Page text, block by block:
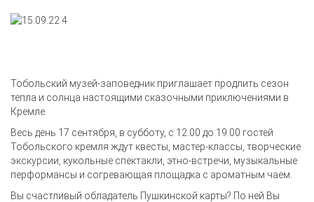
Тобольский музей-заповедник приглашает продлить сезон
тепла и солнца настоящими сказочными приключениями в
Кремле.
Весь день 17 сентября, в субботу, с 12.00 до 19.00 гостей
Тобольского кремля ждут квесты, мастер-классы, творческие
экскурсии, кукольные спектакли, этно-встречи, музыкальные
перформансы и согревающая площадка с ароматным чаем.
Вы счастливый обладатель Пушкинской карты? По ней Вы